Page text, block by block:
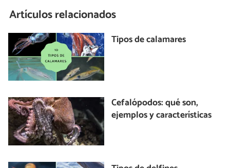
Artículos relacionados
Tipos de calamares
Cefalópodos: qué son,
ejemplos y características